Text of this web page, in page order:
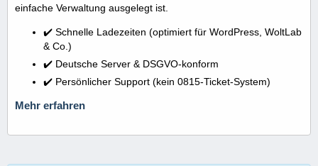
einfache Verwaltung ausgelegt ist.
✔️ Schnelle Ladezeiten (optimiert für WordPress, WoltLab
& Co.)
✔️ Deutsche Server & DSGVO-konform
✔️ Persönlicher Support (kein 0815-Ticket-System)
Mehr erfahren